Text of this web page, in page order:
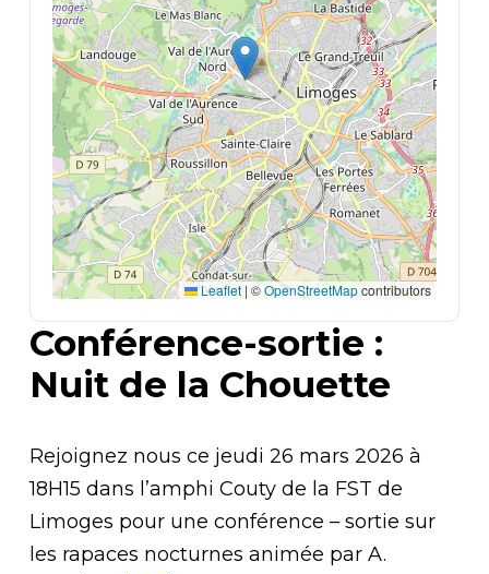
Leaflet | ©OpenStreetMapcontributors
Conférence-sortie :
Nuit de la Chouette
Rejoignez nous ce jeudi 26 mars 2026 à
18H15 dans l’amphi Couty de la FST de
Limoges pour une conférence – sortie sur
les rapaces nocturnes animée par A.